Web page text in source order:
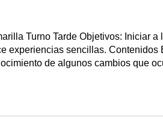
Turno Tarde Objetivos: Iniciar a
experiencias sencillas. Contenidos
de algunos cambios que